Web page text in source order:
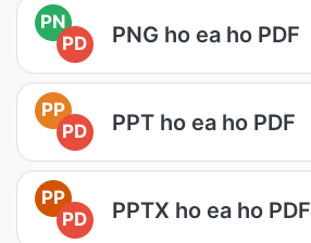
PN
PD
PNG ho ea ho PDF
PP
PD
PPT ho ea ho PDF
PP
PD
PPTX ho ea ho PDF